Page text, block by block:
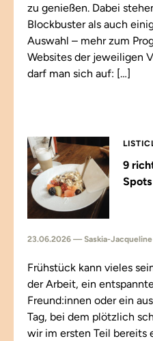
zu genießen. Dabei
Blockbuster als auch
Auswahl – mehr zum
Websites der jeweiligen
darf man sich auf: […]
9
23.06.2026 — Saskia-
Frühstück kann vieles
der Arbeit, ein
Freund:innen oder ein
Tag, bei dem plötzlich
wir im ersten Teil bereits